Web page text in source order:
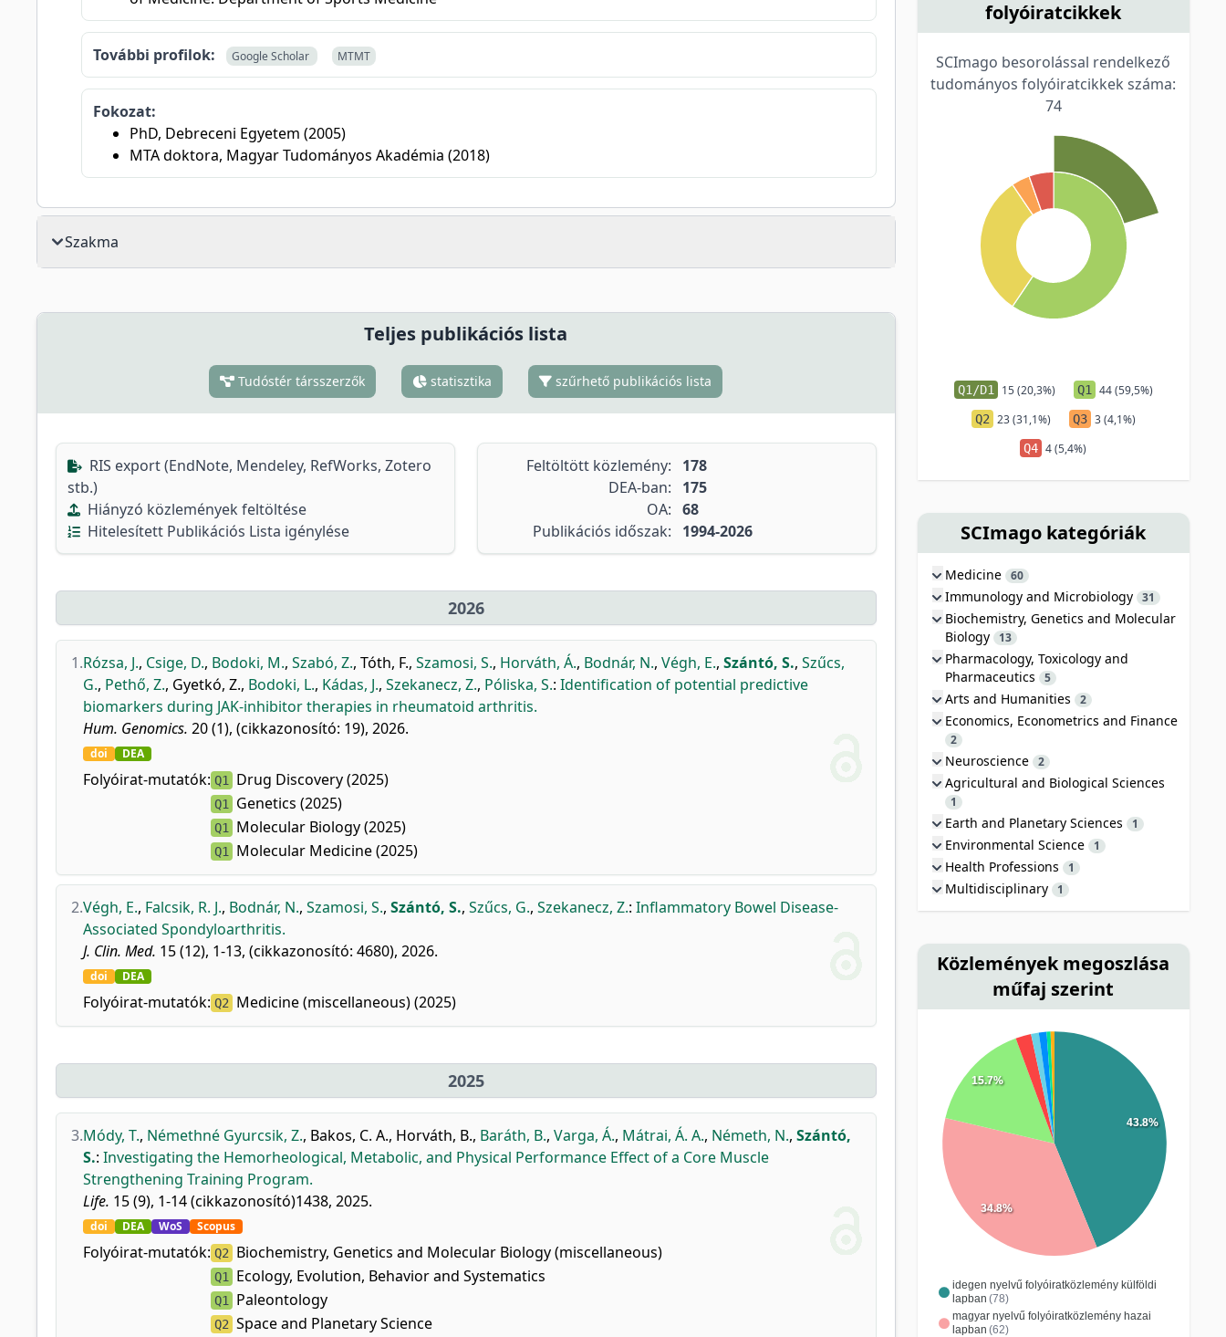
További profilok: Google Scholar MTMT
Fokozat:
PhD, Debreceni Egyetem (2005)
MTA doktora, Magyar Tudományos Akadémia (2018)
Szakma
Teljes publikációs lista
Tudóstér társszerzők statisztika szűrhető publikációs lista
RIS export (EndNote, Mendeley, RefWorks, Zotero
stb.)
Hiányzó közlemények feltöltése
Hitelesített Publikációs Lista igénylése
Feltöltött közlemény:
178
DEA-ban:
175
OA: 68
Publikációs időszak:
1994-2026
2026
1.Rózsa, J., Csige, D., Bodoki, M., Szabó, Z., Tóth, F., Szamosi, S., Horváth, Á., Bodnár, N., Végh, E., Szántó, S., Szűcs,
G., Pethő, Z., Gyetkó, Z., Bodoki, L., Kádas, J., Szekanecz, Z., Póliska, S.: Identification of potential predictive
biomarkers during JAK-inhibitor therapies in rheumatoid arthritis.
Hum. Genomics. 20 (1), (cikkazonosító: 19), 2026.
doi DEA
Folyóirat-mutatók: Q1 Drug Discovery (2025)
Q1 Genetics (2025)
Q1 Molecular Biology (2025)
Q1 Molecular Medicine (2025)
2.Végh, E., Falcsik, R. J., Bodnár, N., Szamosi, S., Szántó, S., Szűcs, G., Szekanecz, Z.: Inflammatory Bowel Disease-
Associated Spondyloarthritis.
J. Clin. Med. 15 (12), 1-13, (cikkazonosító: 4680), 2026.
doi DEA
Folyóirat-mutatók: Q2 Medicine (miscellaneous) (2025)
2025
3.Módy, T., Némethné Gyurcsik, Z., Bakos, C. A., Horváth, B., Baráth, B., Varga, Á., Mátrai, Á. A., Németh, N., Szántó,
S.: Investigating the Hemorheological, Metabolic, and Physical Performance Effect of a Core Muscle
Strengthening Training Program.
Life. 15 (9), 1-14 (cikkazonosító)1438, 2025.
doi DEA WoS Scopus
Folyóirat-mutatók: Q2 Biochemistry, Genetics and Molecular Biology (miscellaneous)
Q1 Ecology, Evolution, Behavior and Systematics
Q1 Paleontology
Q2 Space and Planetary Science
folyóiratcikkek
SCImago besorolással rendelkező
tudományos folyóiratcikkek száma:
74
Q1/D1 15 (20,3%) Q1 44 (59,5%)
Q2 23 (31,1%) Q3 3 (4,1%)
Q4 4 (5,4%)
SCImago kategóriák
Medicine 60
Immunology and Microbiology 31
Biochemistry, Genetics and Molecular
Biology
13
Pharmacology, Toxicology and
Pharmaceutics
5
Arts and Humanities 2
Economics, Econometrics and Finance
2
Neuroscience 2
Agricultural and Biological Sciences
1
Earth and Planetary Sciences 1
Environmental Science 1
Health Professions 1
Multidisciplinary 1
Közlemények megoszlása
műfaj szerint
idegen nyelvű folyóiratközlemény külföldi
lapban (78)
magyar nyelvű folyóiratközlemény hazai
lapban (62)
43.8%
34.8%
15.7%